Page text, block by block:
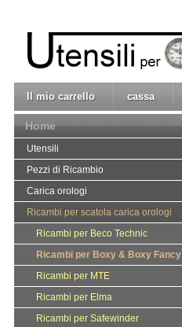
Il mio carrello cassa
Home
Utensili
Pezzi di Ricambio
Carica orologi
Ricambi per scatola carica orologi
Ricambi per Beco Technic
Ricambi per Boxy & Boxy Fancy
Ricambi per MTE
Ricambi per Elma
Ricambi per Safewinder